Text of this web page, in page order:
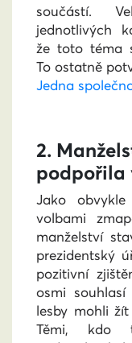
součástí.
jednotlivých
že toto téma
To ostatně
Jedna
2.
podpořila
Jako
volbami
manželství
prezidentský
pozitivní
osmi
lesby mohli
Těmi, kdo